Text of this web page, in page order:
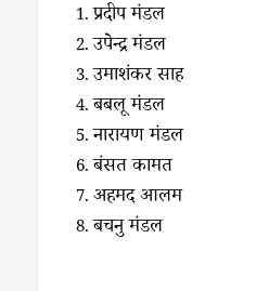
प्रदीप मंडल
उपेन्द्र मंडल
उमाशंकर साह
बबलू मंडल
नारायण मंडल
बंसत कामत
अहमद आलम
बचनु मंडल